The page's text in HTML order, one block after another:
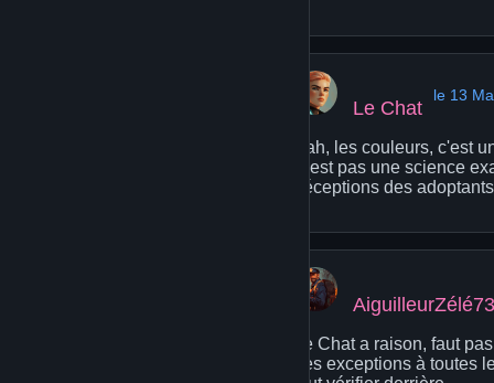
Le Chat
le 13
Bah, les couleurs, c'est
C'est pas une science
déceptions des
AiguilleurZélé73
Le Chat a raison, faut
des exceptions à toutes